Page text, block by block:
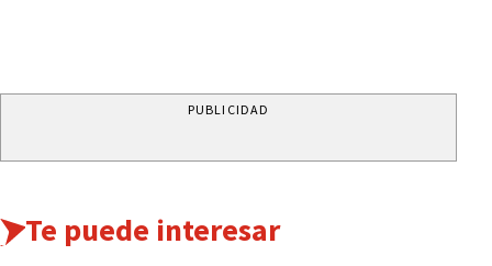
PUBLICIDAD
Te puede interesar